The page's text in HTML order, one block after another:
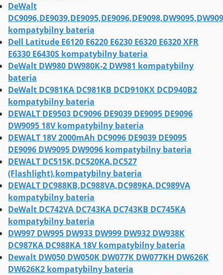
DeWalt
kompatybilny bateria
Dell Latitude E6120 E6220 E6230 E6320 E6320 XFR
E6330 E6430S kompatybilny bateria
DeWalt DW980 DW980K-2 DW981 kompatybilny
bateria
DeWalt DC981KA DC981KB DCD910KX DCD940B2
kompatybilny bateria
DEWALT DE9503 DC9096 DE9039 DE9095 DE9096
DW9095 18V kompatybilny bateria
DEWALT 18V 2000mAh DC9096 DE9039 DE9095
DE9096 DW9095 DW9096 kompatybilny bateria
DEWALT DC515K,DC520KA,DC527
(Flashlight),kompatybilny bateria
DEWALT DC988KB,DC988VA,DC989KA,DC989VA
kompatybilny bateria
DeWalt DC742VA DC743KA DC743KB DC745KA
kompatybilny bateria
DW997 DW995 DW933 DW999 DW932 DW938K
DC987KA DC988KA 18V kompatybilny bateria
Dewalt DW050 DW050K DW077K DW077KH DW626K
DW626K2 kompatybilny bateria